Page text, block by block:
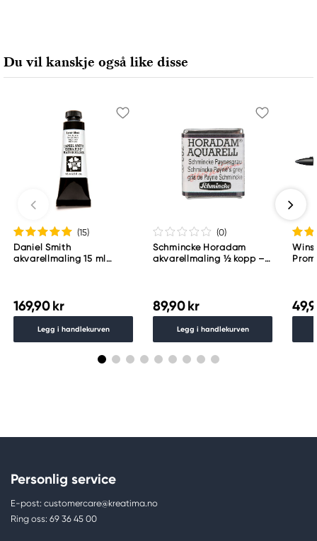
Du vil kanskje også like disse
(15)
Daniel Smith
akvarellmaling 15 ml
169,90 kr
Legg i handlekurven
(0)
Schmincke Horadam
akvarellmaling ½ kopp –
89,90 kr
Legg i handlekurven
Personlig service
E-post: customercare@kreatima.no
Ring oss: 69 36 45 00